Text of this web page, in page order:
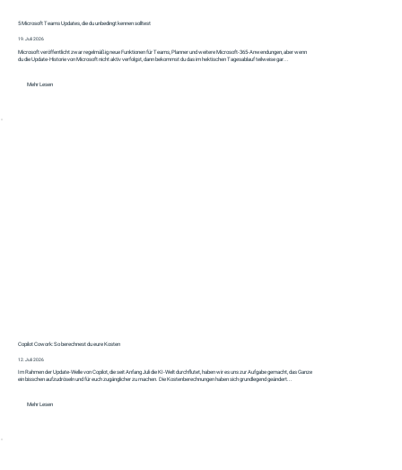
5 Microsoft Teams Updates, die du unbedingt kennen solltest
19. Juli 2026
Microsoft veröffentlicht zwar regelmäßig neue Funktionen für Teams, Planner und weitere Microsoft-365-Anwendungen, aber wenn
du die Update-Historie von Microsoft nicht aktiv verfolgst, dann bekommst du das im hektischen Tagesablauf teilweise gar...
Mehr Lesen
Copilot Cowork: So berechnest du eure Kosten
12. Juli 2026
Im Rahmen der Update-Welle von Copilot, die seit Anfang Juli die KI-Welt durchflutet, haben wir es uns zur Aufgabe gemacht, das Ganze
ein bisschen aufzudröseln und für euch zugänglicher zu machen. Die Kostenberechnungen haben sich grundlegend geändert...
Mehr Lesen